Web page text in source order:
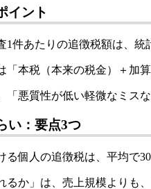
イント
1件あたりの追徴税額は、統
「本税（本来の税金）＋加
「悪質性が低い軽微なミス
い：要点3つ
る個人の追徴税は、平均で
るか」は、売上規模よりも